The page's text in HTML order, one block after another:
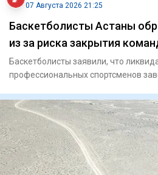
07 Августа 2026 21:25
Баскетболисты Астаны
из за риска закрытия
Баскетболисты заявили, что
профессиональных спортсменов